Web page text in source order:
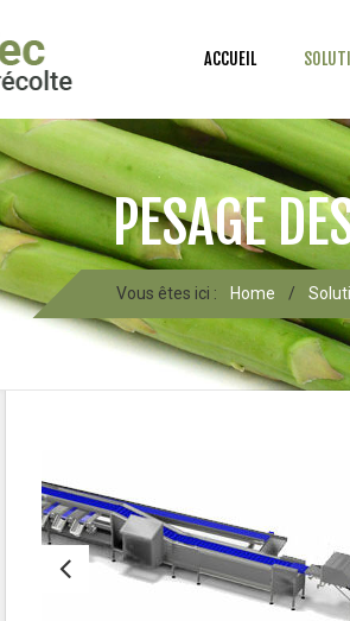
ACCUEIL
PESAGE
Vous êtes ici : Home /